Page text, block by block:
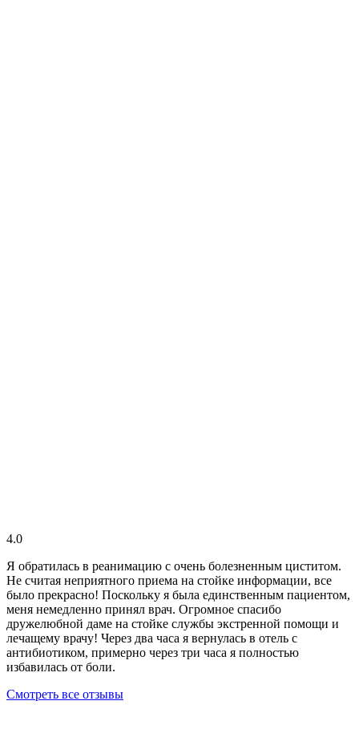
4.0
Я обратилась в реанимацию с очень болезненным циститом.
Не считая неприятного приема на стойке информации, все
было прекрасно! Поскольку я была единственным пациентом,
меня немедленно принял врач. Огромное спасибо
дружелюбной даме на стойке службы экстренной помощи и
лечащему врачу! Через два часа я вернулась в отель с
антибиотиком, примерно через три часа я полностью
избавилась от боли.
Смотреть все отзывы